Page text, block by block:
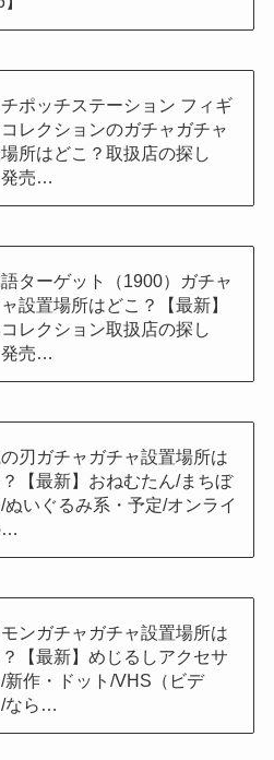
ポッチステーション フィギ
コレクションのガチャガチャ
所はどこ？取扱店の探し
売…
ターゲット（1900）ガチャ
設置場所はどこ？【最新】
レクション取扱店の探し
売…
刃ガチャガチャ設置場所は
【最新】おねむたん/まちぼ
ぬいぐるみ系・予定/オンライ
…
ンガチャガチャ設置場所は
【最新】めじるしアクセサ
/新作・ドット/VHS（ビデ
/なら…